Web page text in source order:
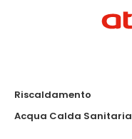
Riscaldamento
Acqua Calda Sanitaria